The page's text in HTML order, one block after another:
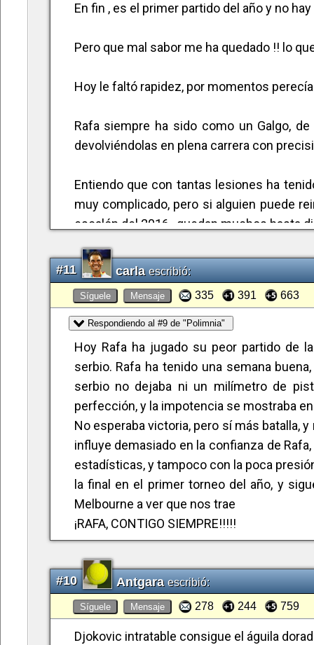
En fin , es el primer partido del año y no
Pero que mal sabor me ha quedado !! lo
Hoy le faltó rapidez, por momentos
Rafa siempre ha sido como un Galgo,
devolviéndolas en plena carrera con
Entiendo que con tantas lesiones ha
muy complicado, pero si alguien puede
escalón del 2016 , quedan muchos hasta
!!!! VAMOS RAFA !!!!
DESDE SIEMPRE Y PARA SIEMPRE
#11 carlaescribió:
Síguele Mensaje 335 391 663
Respondiendo al #9 de "Polimnia"
Hoy Rafa ha jugado su peor partido de
serbio. Rafa ha tenido una semana
serbio no dejaba ni un milímetro de
perfección, y la impotencia se mostraba en
No esperaba victoria, pero sí más batalla,
influye demasiado en la confianza de
estadísticas, y tampoco con la poca
la final en el primer torneo del año, y
Melbourne a ver que nos trae
¡RAFA, CONTIGO SIEMPRE!!!!!
#10 Antgaraescribió:
Síguele Mensaje 278 244 759
Djokovic intratable consigue el águila